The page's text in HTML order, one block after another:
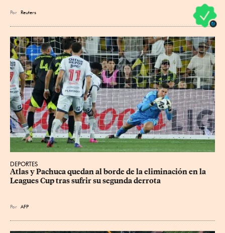
Por Reuters
DEPORTES
Atlas y Pachuca quedan al borde de la eliminación en la
Leagues Cup tras sufrir su segunda derrota
Por AFP